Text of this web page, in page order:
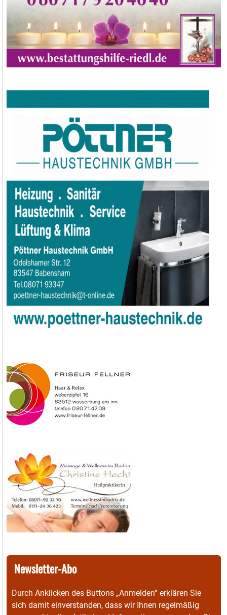
Newsletter-Abo
Durch Anklicken des Buttons „Anmelden“ erklären Sie
sich damit einverstanden, dass wir Ihnen regelmäßig